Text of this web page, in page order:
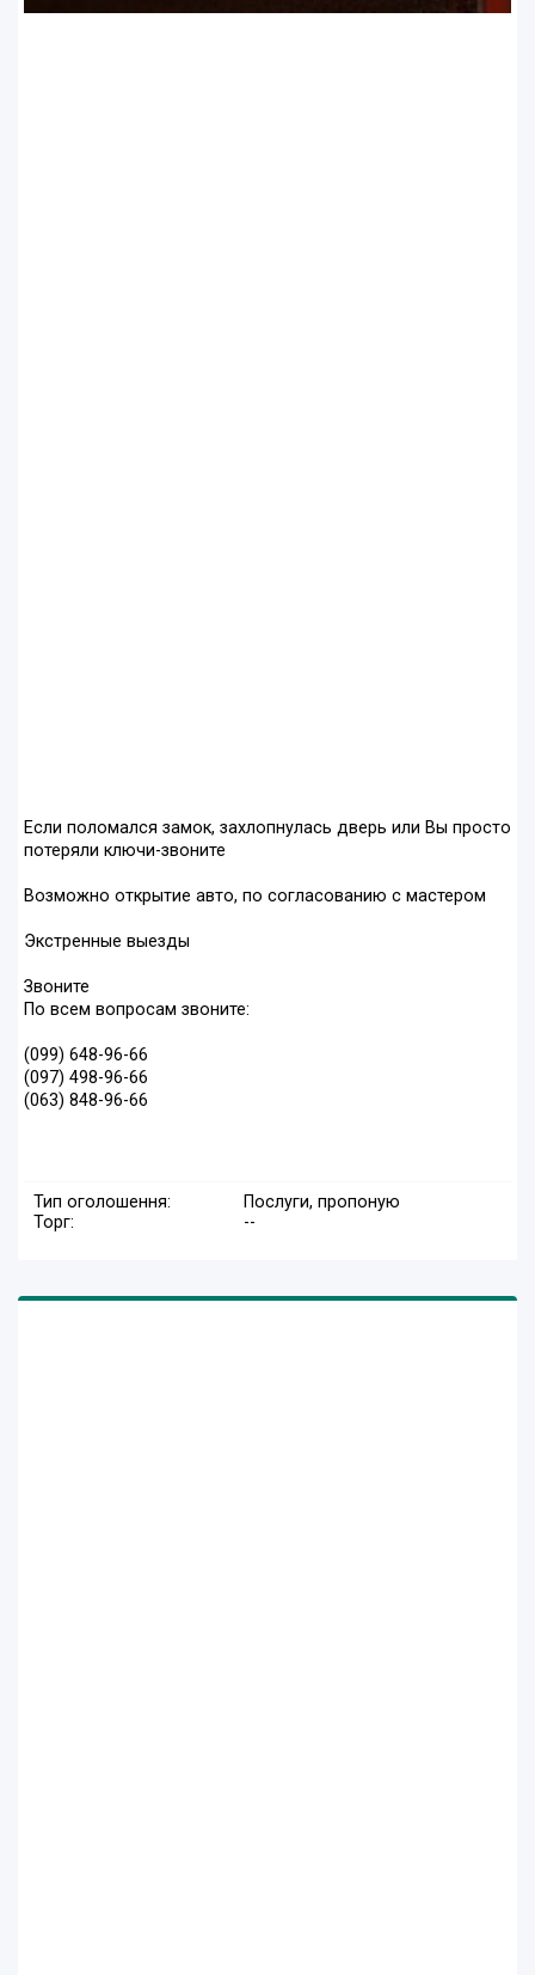
Если поломался замок, захлопнулась дверь или Вы просто
потеряли ключи-звоните
Возможно открытие авто, по согласованию с мастером
Экстренные выезды
Звоните
По всем вопросам звоните:
(099) 648-96-66
(097) 498-96-66
(063) 848-96-66
Тип оголошення:
Послуги, пропоную
Торг:
--